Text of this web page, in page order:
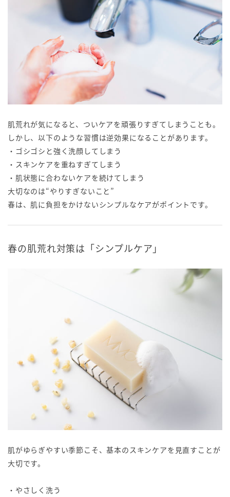
肌荒れが気になると、ついケアを頑張りすぎてしまうことも。
しかし、以下のような習慣は逆効果になることがあります。
・ゴシゴシと強く洗顔してしまう
・スキンケアを重ねすぎてしまう
・肌状態に合わないケアを続けてしまう
大切なのは“やりすぎないこと”
春は、肌に負担をかけないシンプルなケアがポイントです。
春の肌荒れ対策は「シンプルケア」
肌がゆらぎやすい季節こそ、基本のスキンケアを見直すことが
大切です。
・やさしく洗う